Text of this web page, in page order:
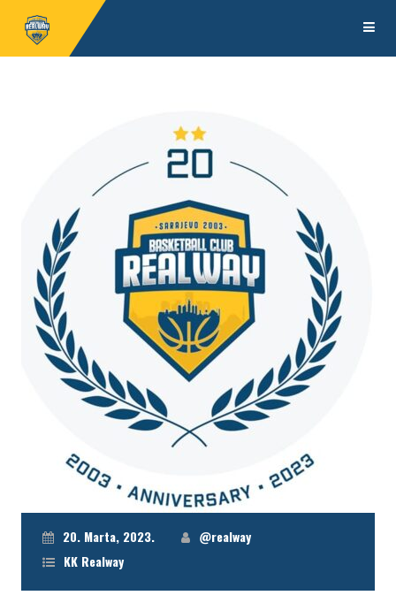
20. Marta, 2023.
@realway
KK Realway